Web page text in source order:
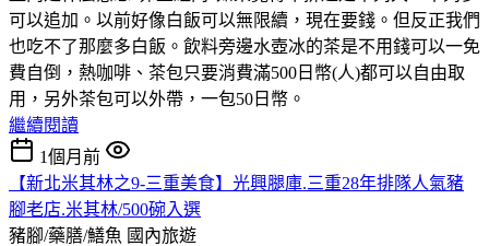
可以追加。以前好像白飯可以無限續，現在要錢。但反正我們
也吃不了那麼多白飯。飲料旁邊水壺冰的茶是不用錢可以一免
費自倒，熱咖啡、茶包只要消費滿500日幣(人)都可以自由取
用，另外茶包可以外帶，一包50日幣。
繼續閱讀
1個月前
【新北米其林之9-三重美食】光興腿庫.三重28年排隊人氣豬
腳老店.米其林/500碗入選
豬腳/藥膳/鱔魚 國內旅遊